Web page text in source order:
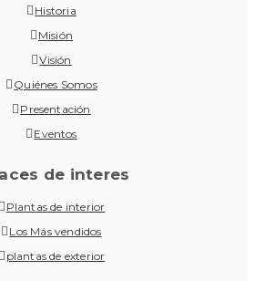
Historia
Misión
Visión
Quiénes Somos
Presentación
Eventos
de interes
Plantas de interior
Los Más vendidos
plantas de exterior